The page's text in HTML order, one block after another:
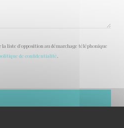
liste d'opposition au démarchage téléphonique
de confidentialité.